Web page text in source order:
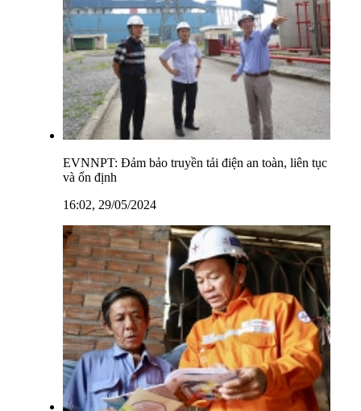
EVNNPT: Đảm bảo truyền tải điện an toàn, liên tục
và ổn định
16:02, 29/05/2024